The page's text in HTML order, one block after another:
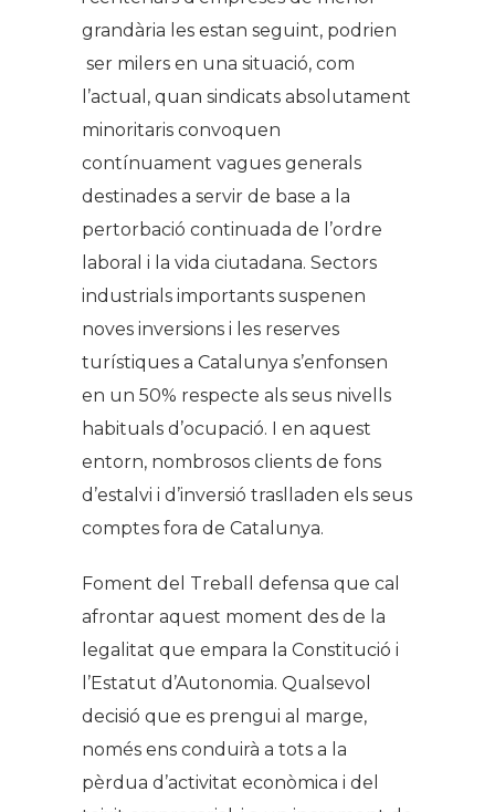
grandària les estan seguint, podrien
ser milers en una situació, com
l’actual, quan sindicats absolutament
minoritaris convoquen
contínuament vagues generals
destinades a servir de base a la
pertorbació continuada de l’ordre
laboral i la vida ciutadana. Sectors
industrials importants suspenen
noves inversions i les reserves
turístiques a Catalunya s’enfonsen
en un 50% respecte als seus nivells
habituals d’ocupació. I en aquest
entorn, nombrosos clients de fons
d’estalvi i d’inversió traslladen els seus
comptes fora de Catalunya.
Foment del Treball defensa que cal
afrontar aquest moment des de la
legalitat que empara la Constitució i
l’Estatut d’Autonomia. Qualsevol
decisió que es prengui al marge,
només ens conduirà a tots a la
pèrdua d’activitat econòmica i del